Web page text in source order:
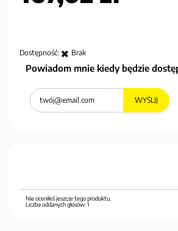
Dostępność: Brak
Powiadom mnie kiedy będzie
WYŚLIJ
Nie oceniłeś jeszcze tego produktu.
Liczba oddanych głosów:1